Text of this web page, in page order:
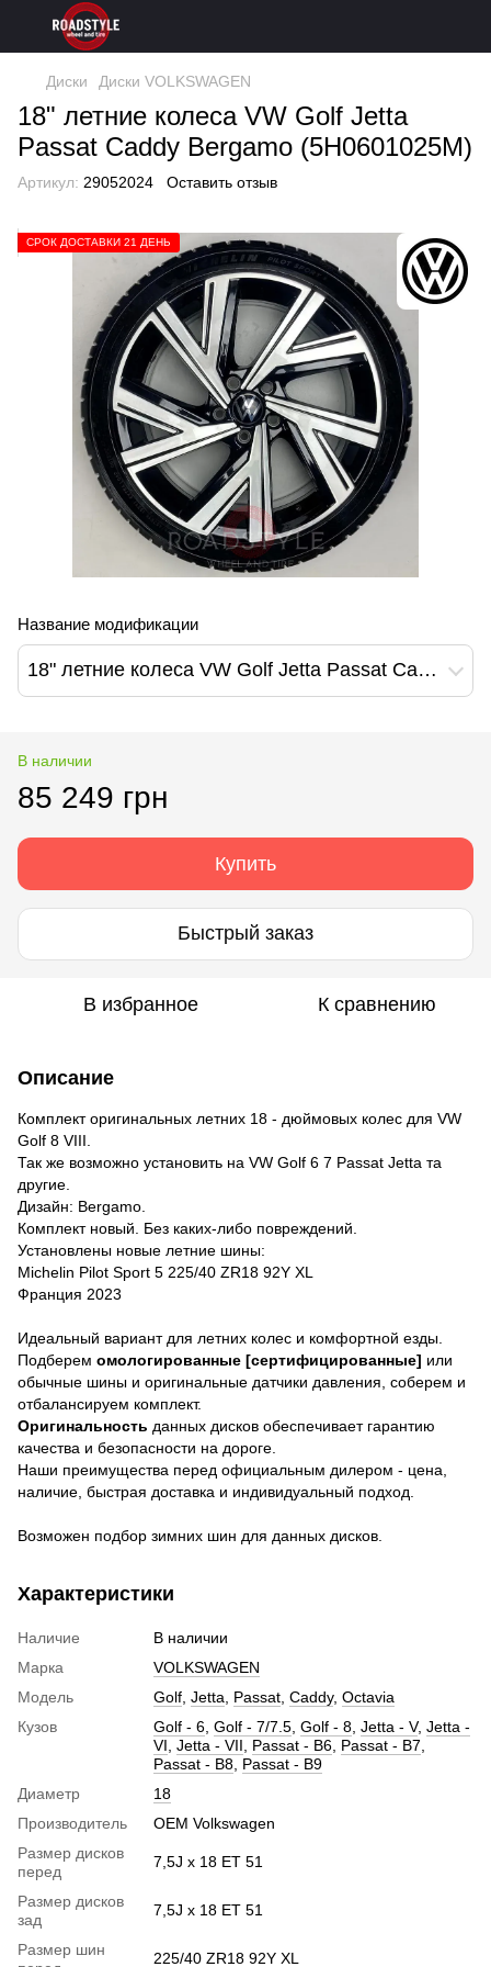
Диски Диски VOLKSWAGEN
18" летние колеса VW Golf Jetta
Passat Caddy Bergamo (5H0601025M)
Артикул: 29052024 Оставить отзыв
СРОК ДОСТАВКИ 21 ДЕНЬ
Название модификации
18" летние колеса VW Golf Jetta Passat Caddy Bergamo (5H0601025M)
В наличии
85 249 грн
Купить
Быстрый заказ
В избранное К сравнению
Описание
Комплект оригинальных летних 18 - дюймовых колес для VW
Golf 8 VIII.
Так же возможно установить на VW Golf 6 7 Passat Jetta та
другие.
Дизайн: Bergamo.
Комплект новый. Без каких-либо повреждений.
Установлены новые летние шины:
Michelin Pilot Sport 5 225/40 ZR18 92Y XL
Франция 2023
Идеальный вариант для летних колeс и комфортной езды.
Подберем омологированные [сертифицированные] или
обычные шины и оригинальные датчики давления, соберем и
отбалансируем комплект.
Оригинальность данных дисков обеспечивает гарантию
качества и безопасности на дороге.
Наши преимущества перед официальным дилером - цена,
наличие, быстрая доставка и индивидуальный подход.
Возможен подбор зимних шин для данных дисков.
Характеристики
Наличие
В наличии
Марка
VOLKSWAGEN
Модель
Golf Jetta Passat Caddy, Octavia
Кузов
Golf - 6 Golf - 7/7.5 Golf - 8 Jetta - V, Jetta -
VI Jetta - VII Passat - B6 Passat - B7
Passat - B8 Passat - B9
Диаметр
18
Производитель
OEM Volkswagen
Размер дисков
перед
7,5J x 18 ET 51
Размер дисков
зад
7,5J x 18 ET 51
Размер шин
225/40 ZR18 92Y XL